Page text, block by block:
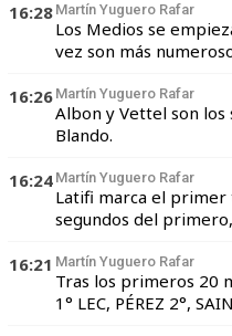
16:28 Martín Yuguero Rafar
Los Medios se
vez son más
16:26 Martín Yuguero Rafar
Albon y Vettel son
Blando.
16:24 Martín Yuguero Rafar
Latifi marca el primer
segundos del
16:21 Martín Yuguero Rafar
Tras los primeros 20
1° LEC, PÉREZ 2°,